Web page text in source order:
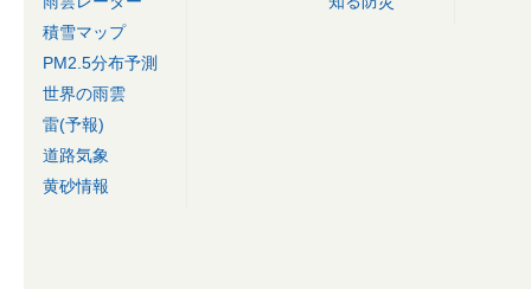
積雪マップ
PM2.5分布予測
世界の雨雲
雷(予報)
道路気象
黄砂情報